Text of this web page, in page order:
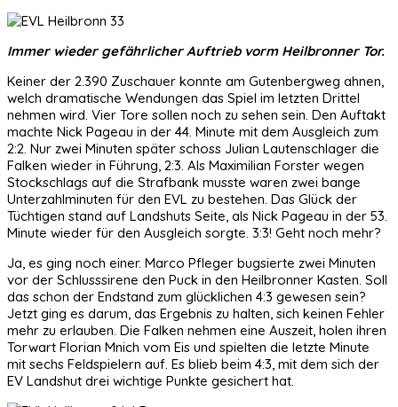
Immer wieder gefährlicher Auftrieb vorm Heilbronner Tor.
Keiner der 2.390 Zuschauer konnte am Gutenbergweg ahnen,
welch dramatische Wendungen das Spiel im letzten Drittel
nehmen wird. Vier Tore sollen noch zu sehen sein. Den Auftakt
machte Nick Pageau in der 44. Minute mit dem Ausgleich zum
2:2. Nur zwei Minuten später schoss Julian Lautenschlager die
Falken wieder in Führung, 2:3. Als Maximilian Forster wegen
Stockschlags auf die Strafbank musste waren zwei bange
Unterzahlminuten für den EVL zu bestehen. Das Glück der
Tüchtigen stand auf Landshuts Seite, als Nick Pageau in der 53.
Minute wieder für den Ausgleich sorgte. 3:3! Geht noch mehr?
Ja, es ging noch einer. Marco Pfleger bugsierte zwei Minuten
vor der Schlusssirene den Puck in den Heilbronner Kasten. Soll
das schon der Endstand zum glücklichen 4:3 gewesen sein?
Jetzt ging es darum, das Ergebnis zu halten, sich keinen Fehler
mehr zu erlauben. Die Falken nehmen eine Auszeit, holen ihren
Torwart Florian Mnich vom Eis und spielten die letzte Minute
mit sechs Feldspielern auf. Es blieb beim 4:3, mit dem sich der
EV Landshut drei wichtige Punkte gesichert hat.